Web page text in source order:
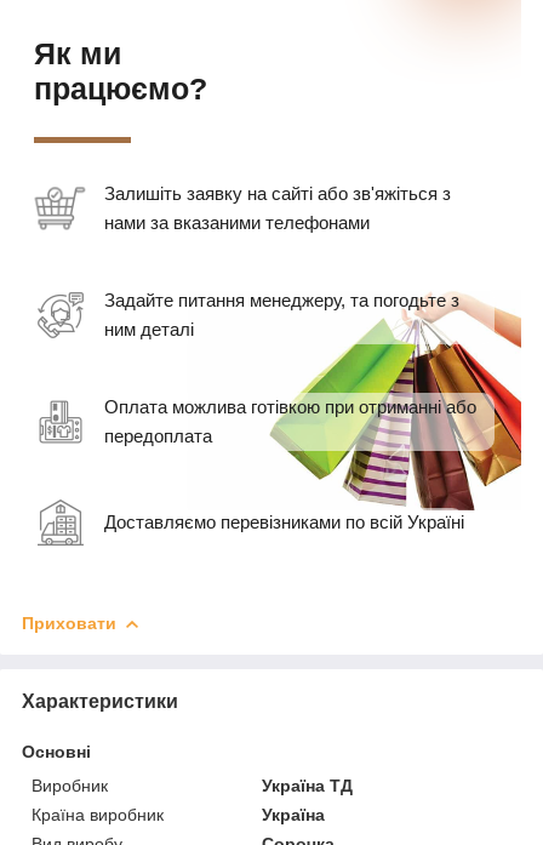
Як ми
працюємо?
Залишіть заявку на сайті або зв'яжіться з
нами за вказаними телефонами
Задайте питання менеджеру, та погодьте з
ним деталі
Оплата можлива готівкою при отриманні або
передоплата
Доставляємо перевізниками по всій Україні
Приховати
Характеристики
Основні
Виробник
Україна ТД
Країна виробник
Україна